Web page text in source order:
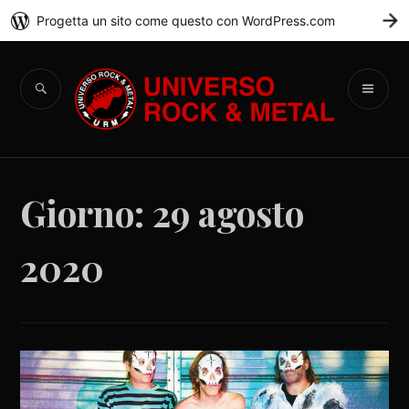
Universo Rock &
Metal
Giorno: 29 agosto
2020
Progetta un sito come questo con WordPress.com